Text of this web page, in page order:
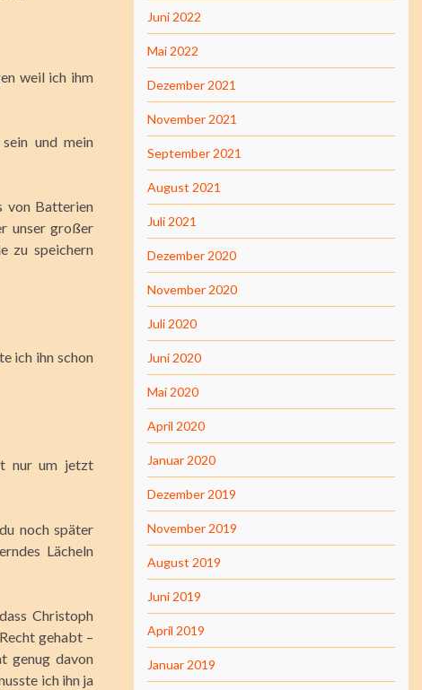
weil ich ihm
und mein
von Batterien
unser großer
zu speichern
ich ihn schon
nur um jetzt
noch später
Lächeln
Christoph
gehabt –
genug davon
ich ihn ja
Juni 2022
Mai 2022
Dezember 2021
November 2021
September 2021
August 2021
Juli 2021
Dezember 2020
November 2020
Juli 2020
Juni 2020
Mai 2020
April 2020
Januar 2020
Dezember 2019
November 2019
August 2019
Juni 2019
April 2019
Januar 2019